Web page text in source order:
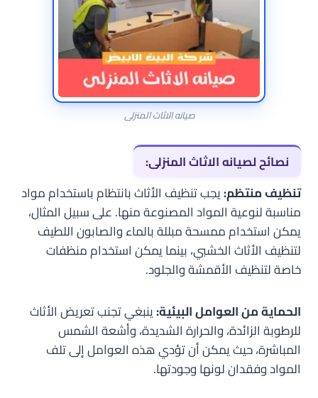
صيانه الاثاث المنزلى
نصائح لصيانه الاثاث المنزلى:
تنظيف منتظم:يجب تنظيف الأثاث بانتظام باستخدام مواد
مناسبة لنوعية المواد المصنوعة منها. على سبيل المثال،
يمكن استخدام ممسحة مبللة بالماء والصابون اللطيف
لتنظيف الأثاث الخشبي، بينما يمكن استخدام منظفات
خاصة لتنظيف الأقمشة والجلود.
الحماية من العوامل البيئية:ينبغي تجنب تعريض الأثاث
للرطوبة الزائدة، والحرارة الشديدة، وأشعة الشمس
المباشرة، حيث يمكن أن تؤدي هذه العوامل إلى تلف
المواد وفقدان لونها وجودتها.